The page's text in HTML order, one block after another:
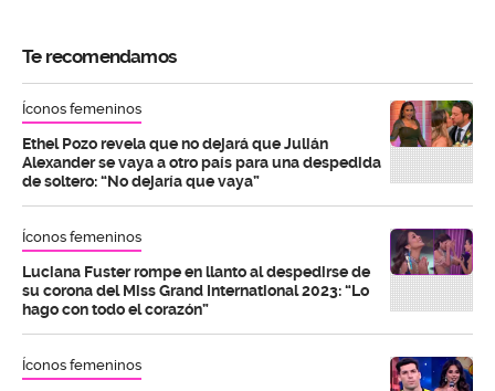
Te recomendamos
Íconos femeninos
Ethel Pozo revela que no dejará que Julián
Alexander se vaya a otro país para una despedida
de soltero: “No dejaría que vaya”
Íconos femeninos
Luciana Fuster rompe en llanto al despedirse de
su corona del Miss Grand International 2023: “Lo
hago con todo el corazón”
Íconos femeninos